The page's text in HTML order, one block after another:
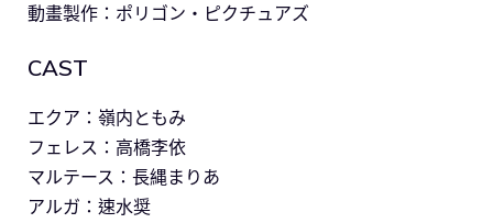
動畫製作：ポリゴン・ピクチュアズ
CAST
エクア：嶺内ともみ
フェレス：高橋李依
マルテース：長縄まりあ
アルガ：速水奨